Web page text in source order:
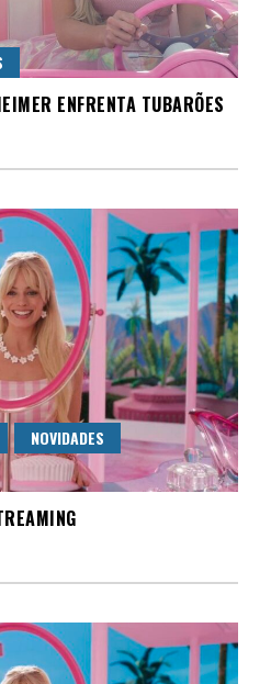
ENFRENTA TUBARÕES
NOVIDADES